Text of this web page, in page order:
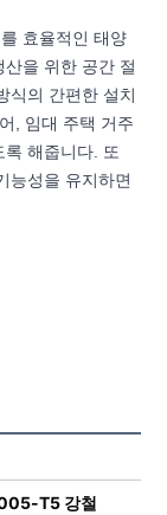
효율적인 태양
을 위한 공간 절
식의 간편한 설치
, 임대 주택 거주
해줍니다. 또
능성을 유지하면
T5 강철